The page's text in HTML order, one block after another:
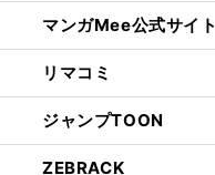
マンガMee公式サイト
リマコミ
ジャンプTOON
ZEBRACK